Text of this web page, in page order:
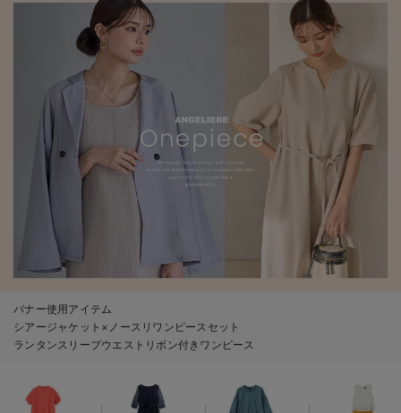
マタニティ アウター（コート）・ママコート
産褥ショーツ
骨盤・マタニティベルト （妊娠中・産後）
産後 ガードル インナー
マタニティ 腹巻き
【アウトレット】インナー
【アウトレット】ベビー
接触冷感素材
Tシャツブラ
ブラトップ
親子セット
快適機能ウェア特集 トップス
快適機能ウェア特集 ボトムス
erbaviva（エルバビーバ）
ハレの日に着るANGELIEBEのセレモニー
パジャマ
インナー
ベビー
MAX55%OFF ブラック
ツィード派
王道シンプル派
セットアップ派
セット
ワーク・オフィス
カジュアル
フォーマル / オケー
あったかアイテム｜
女の子におススメの
男の子におススメの
もらって嬉しいギフト
かわいくておもしろ
何枚あっても嬉しい
長く使えるアイテム
レギンス・タイツ
カップ付きインナー
あったか度◎
裏起毛素材
バナー使用アイテム
シアージャケット×ノースリワンピースセット
ランタンスリーブウエストリボン付きワンピース